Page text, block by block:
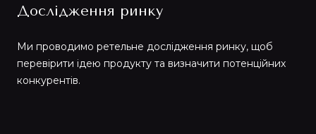
Дослідження ринку
Ми проводимо ретельне дослідження ринку, щоб
перевірити ідею продукту та визначити потенційних
конкурентів.